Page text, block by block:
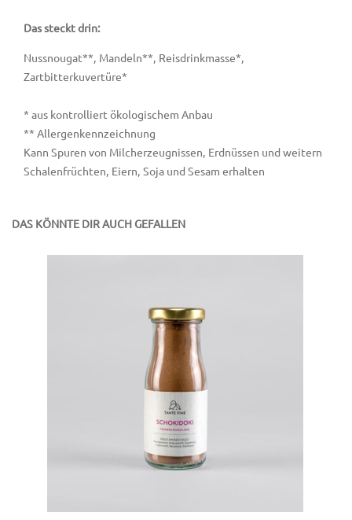
Das steckt drin:
Nussnougat**, Mandeln**, Reisdrinkmasse*,
Zartbitterkuvertüre*
* aus kontrolliert ökologischem Anbau
** Allergenkennzeichnung
Kann Spuren von Milcherzeugnissen, Erdnüssen und weitern
Schalenfrüchten, Eiern, Soja und Sesam erhalten
DAS KÖNNTE DIR AUCH GEFALLEN